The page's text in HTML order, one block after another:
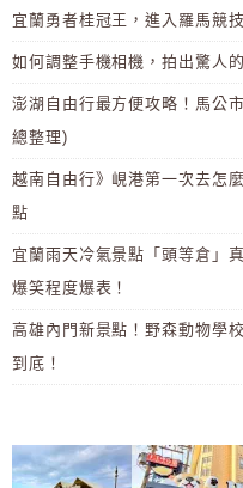
宜蘭勇者桂冠王，進入羅馬競
如何調整手機相機，拍出驚人
澎湖自由行最方便攻略！馬公
總整理)
越南自由行》峴港第一次去怎
點
宜蘭雨天冷氣景點「頭等倉」
爆笑程度爆表！
高雄內門新景點！野森動物學
到底！